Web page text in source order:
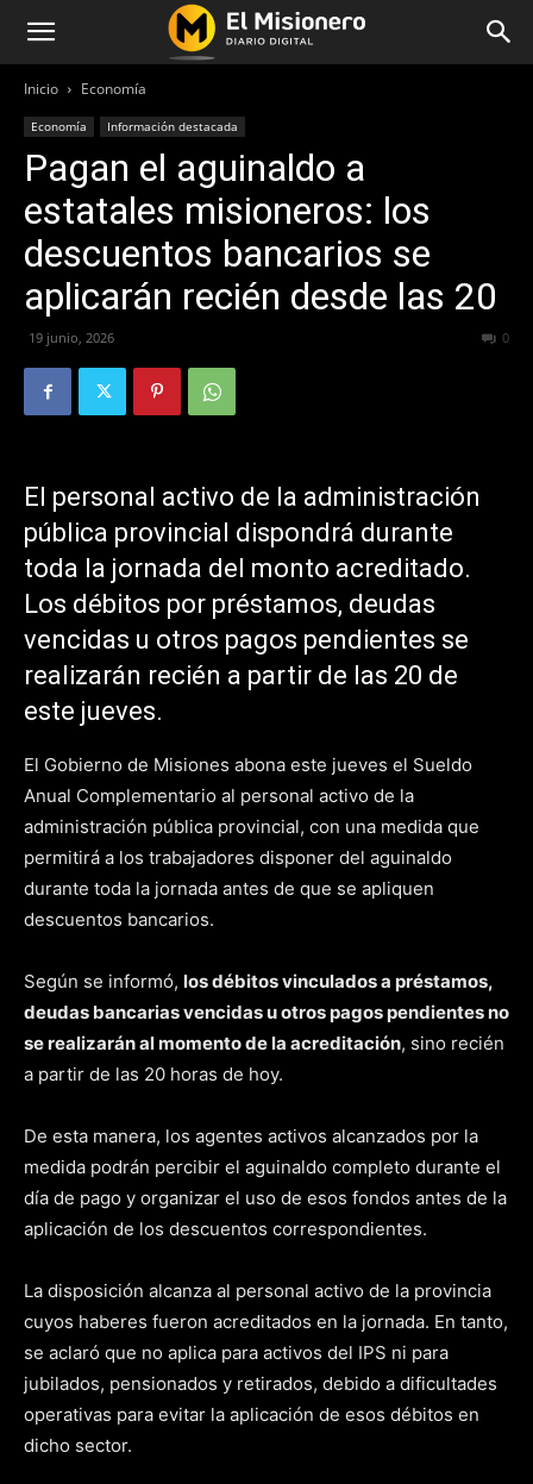
Inicio Economía
Economía Información destacada
Pagan el aguinaldo a
estatales misioneros: los
descuentos bancarios se
aplicarán recién desde las 20
19 junio, 2026 0
El personal activo de la administración
pública provincial dispondrá durante
toda la jornada del monto acreditado.
Los débitos por préstamos, deudas
vencidas u otros pagos pendientes se
realizarán recién a partir de las 20 de
este jueves.
El Gobierno de Misiones abona este jueves el Sueldo
Anual Complementario al personal activo de la
administración pública provincial, con una medida que
permitirá a los trabajadores disponer del aguinaldo
durante toda la jornada antes de que se apliquen
descuentos bancarios.
Según se informó, los débitos vinculados a préstamos,
deudas bancarias vencidas u otros pagos pendientes no
se realizarán al momento de la acreditación, sino recién
a partir de las 20 horas de hoy.
De esta manera, los agentes activos alcanzados por la
medida podrán percibir el aguinaldo completo durante el
día de pago y organizar el uso de esos fondos antes de la
aplicación de los descuentos correspondientes.
La disposición alcanza al personal activo de la provincia
cuyos haberes fueron acreditados en la jornada. En tanto,
se aclaró que no aplica para activos del IPS ni para
jubilados, pensionados y retirados, debido a dificultades
operativas para evitar la aplicación de esos débitos en
dicho sector.